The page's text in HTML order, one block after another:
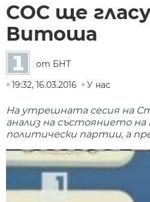
СОС ще
Витоша
от БНТ
19:32, 16.03.2016
У нас
На утрешната сесия на
анализ на състоянието
политически партии, а